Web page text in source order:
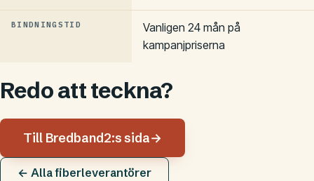
BINDNINGSTID
Vanligen 24 mån på
kampanjpriserna
Redo att teckna?
Till Bredband2:s sida→
← Alla fiberleverantörer